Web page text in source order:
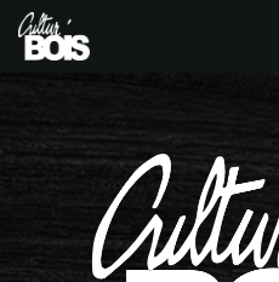
Aller
au
contenu